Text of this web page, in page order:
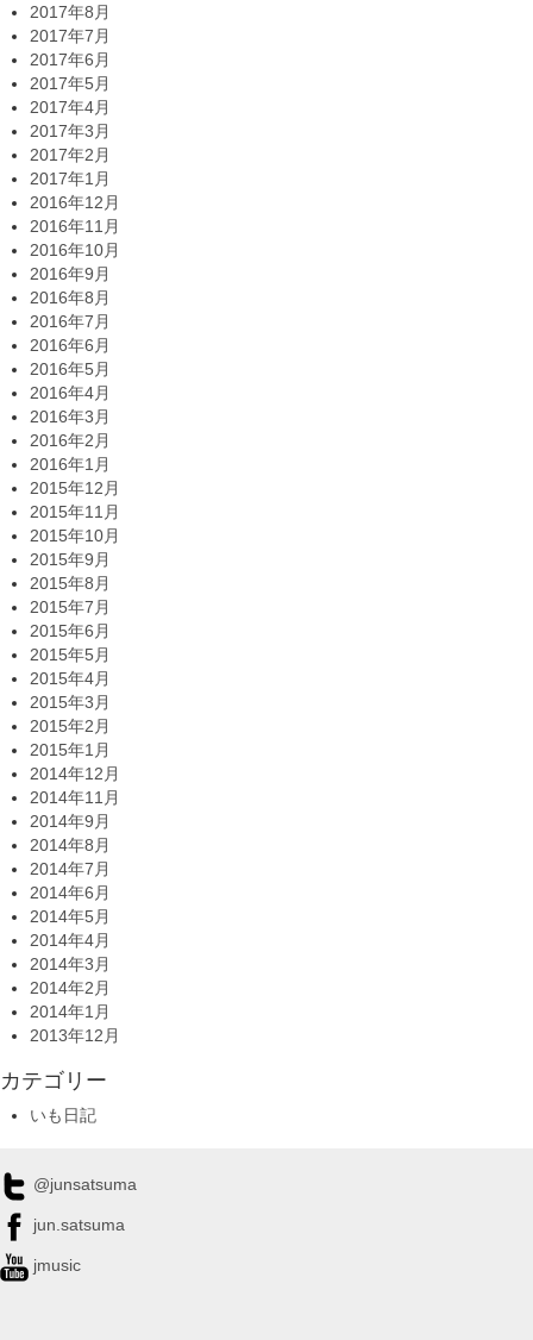
2017年8月
2017年7月
2017年6月
2017年5月
2017年4月
2017年3月
2017年2月
2017年1月
2016年12月
2016年11月
2016年10月
2016年9月
2016年8月
2016年7月
2016年6月
2016年5月
2016年4月
2016年3月
2016年2月
2016年1月
2015年12月
2015年11月
2015年10月
2015年9月
2015年8月
2015年7月
2015年6月
2015年5月
2015年4月
2015年3月
2015年2月
2015年1月
2014年12月
2014年11月
2014年9月
2014年8月
2014年7月
2014年6月
2014年5月
2014年4月
2014年3月
2014年2月
2014年1月
2013年12月
カテゴリー
いも日記
@junsatsuma
jun.satsuma
jmusic